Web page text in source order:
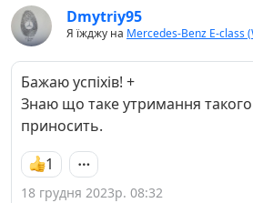
Dmytriy95
Я їжджу на Mercedes-Benz E-class
Бажаю успіхів! +
Знаю що таке утримання такого
приносить.
1
18 грудня 2023р. 08:32